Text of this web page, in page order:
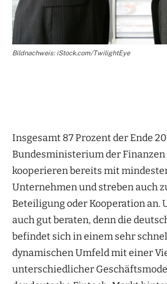
Bildnachweis: iStock.com/TwilightEye
Insgesamt 87 Prozent der Ende
Bundesministerium der Finanzen
kooperieren bereits mit
Unternehmen und streben auch
Beteiligung oder Kooperation an.
auch gut beraten, denn die
befindet sich in einem sehr
dynamischen Umfeld mit einer
unterschiedlicher